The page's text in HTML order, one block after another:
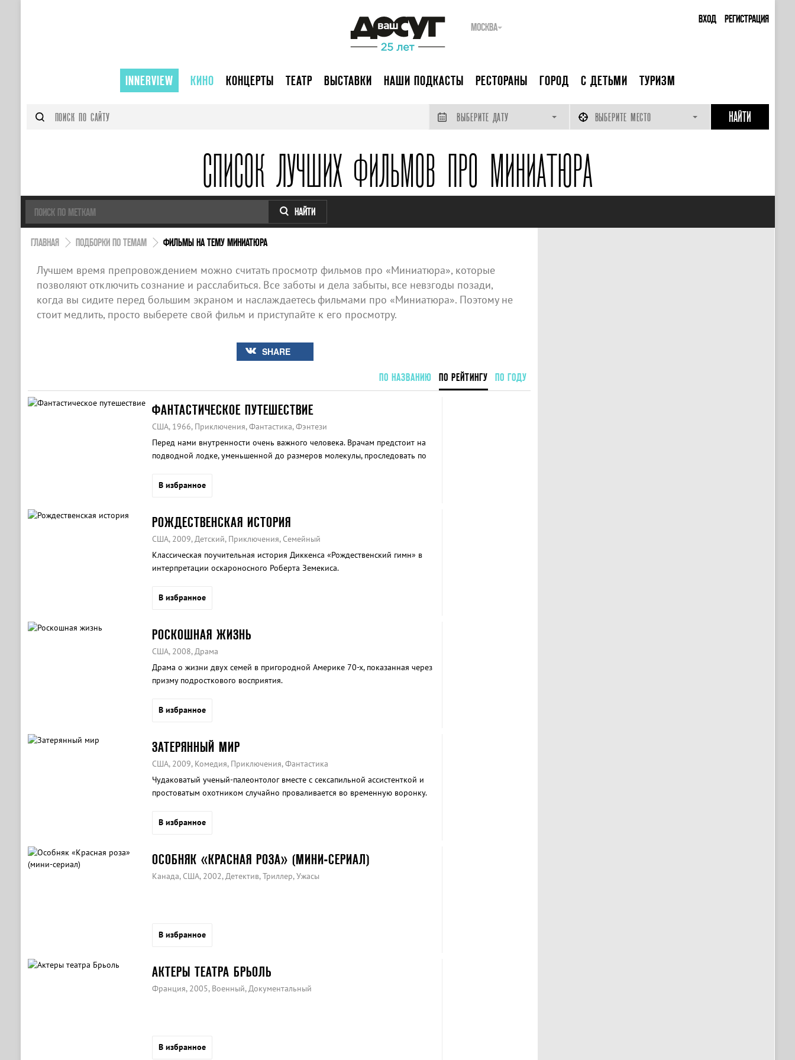
ВХОД РЕГИСТРАЦИЯ
МОСКВА
INNERVIEW КИНО КОНЦЕРТЫ ТЕАТР ВЫСТАВКИ НАШИ ПОДКАСТЫ РЕСТОРАНЫ ГОРОД С ДЕТЬМИ ТУРИЗМ
ВЫБЕРИТЕ ДАТУ ВЫБЕРИТЕ МЕСТО
СПИСОК ЛУЧШИХ ФИЛЬМОВ ПРО МИНИАТЮРА
НАЙТИ
ГЛАВНАЯ ПОДБОРКИ ПО ТЕМАМ ФИЛЬМЫ НА ТЕМУ МИНИАТЮРА
Лучшем время препровождением можно считать просмотр фильмов про «Миниатюра», которые
позволяют отключить сознание и расслабиться. Все заботы и дела забыты, все невзгоды позади,
когда вы сидите перед большим экраном и наслаждаетесь фильмами про «Миниатюра». Поэтому не
стоит медлить, просто выберете свой фильм и приступайте к его просмотру.
SHARE
ПО НАЗВАНИЮ ПО РЕЙТИНГУ ПО ГОДУ
ФАНТАСТИЧЕСКОЕ ПУТЕШЕСТВИЕ
США, 1966, Приключения, Фантастика, Фэнтези
Перед нами внутренности очень важного человека. Врачам предстоит на
подводной лодке, уменьшенной до размеров молекулы, проследовать по
В избранное
РОЖДЕСТВЕНСКАЯ ИСТОРИЯ
США, 2009, Детский, Приключения, Семейный
Классическая поучительная история Диккенса «Рождественский гимн» в
интерпретации оскароносного Роберта Земекиса.
В избранное
РОСКОШНАЯ ЖИЗНЬ
США, 2008, Драма
Драма о жизни двух семей в пригородной Америке 70-х, показанная через
призму подросткового восприятия.
В избранное
ЗАТЕРЯННЫЙ МИР
США, 2009, Комедия, Приключения, Фантастика
Чудаковатый ученый-палеонтолог вместе с сексапильной ассистенткой и
простоватым охотником случайно проваливается во временную воронку.
В избранное
ОСОБНЯК «КРАСНАЯ РОЗА» (МИНИ-СЕРИАЛ)
Канада, США, 2002, Детектив, Триллер, Ужасы
В избранное
АКТЕРЫ ТЕАТРА БРЬОЛЬ
Франция, 2005, Военный, Документальный
В избранное